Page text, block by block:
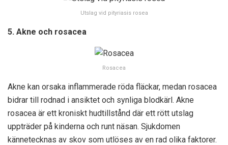
Utslag vid pityriasis rosea
5. Akne och rosacea
Rosacea
Akne kan orsaka inflammerade röda fläckar, medan rosacea
bidrar till rodnad i ansiktet och synliga blodkärl. Akne
rosacea är ett kroniskt hudtillstånd där ett rött utslag
uppträder på kinderna och runt näsan. Sjukdomen
kännetecknas av skov som utlöses av en rad olika faktorer.